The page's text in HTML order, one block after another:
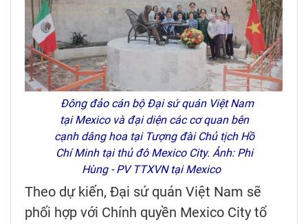
Đông đảo cán bộ Đại sứ quán Việt Nam
tại Mexico và đại diện các cơ quan bên
cạnh dâng hoa tại Tượng đài Chủ tịch Hồ
Chí Minh tại thủ đô Mexico City. Ảnh: Phi
Hùng - PV TTXVN tại Mexico
Theo dự kiến, Đại sứ quán Việt Nam sẽ
phối hợp với Chính quyền Mexico City tổ